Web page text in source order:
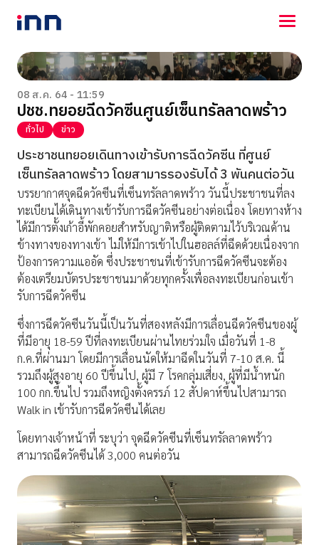
NEWS
ENTERTAINMENT
LIFESTYLE
HOROSCOPE
LOTTERY
VIDEO
ร่วมด้วยช่วยกัน
08 ส.ค. 64 - 11:59
ปชช.ทยอยฉีดวัคซีนศูนย์เซ็นทรัลลาดพร้าว
ทั่วไป ข่าว
ประชาชนทยอยเดินทางเข้ารับการฉีดวัคซีน ที่ศูนย์
เซ็นทรัลลาดพร้าว โดยสามารรองรับได้ 3 พันคนต่อวัน
บรรยากาศจุดฉีดวัคซีนที่เซ็นทรัลลาดพร้าว วันนี้ประชาชนที่ลง
ทะเบียนได้เดินทางเข้ารับการฉีดวัคซีนอย่างต่อเนื่อง โดยทางห้าง
ได้มีการตั้งเก้าอี้พักคอยสำหรับญาติหรือผู้ติดตามไว้บริเวณด้าน
ข้างทางของทางเข้า ไม่ให้มีการเข้าไปในฮอลล์ที่ฉีดด้วยเนื่องจาก
ป้องการความแออัด ซึ่งประชาชนที่เข้ารับการฉีดวัคซีนจะต้อง
ต้องเตรียมบัตรประชาชนมาด้วยทุกครั้งเพื่อลงทะเบียนก่อนเข้า
รับการฉีดวัคซีน
ซึ่งการฉีดวัคซีนวันนี้เป็นวันที่สองหลังมีการเลื่อนฉีดวัคซีนของผู้
ที่มีอายุ 18-59 ปีที่ลงทะเบียนผ่านไทยร่วมใจ เมื่อวันที่ 1-8
ก.ค.ที่ผ่านมา โดยมีการเลื่อนนัดให้มาฉีดในวันที่ 7-10 ส.ค. นี้
รวมถึงผู้สูงอายุ 60 ปีขึ้นไป, ผู้มี 7 โรคกลุ่มเสี่ยง, ผู้ที่มีน้ำหนัก
100 กก.ขึ้นไป รวมถึงหญิงตั้งครรภ์ 12 สัปดาห์ขึ้นไปสามารถ
Walk in เข้ารับการฉีดวัคซีนได้เลย
โดยทางเจ้าหน้าที่ ระบุว่า จุดฉีดวัคซีนที่เซ็นทรัลลาดพร้าว
สามารถฉีดวัคซีนได้ 3,000 คนต่อวัน